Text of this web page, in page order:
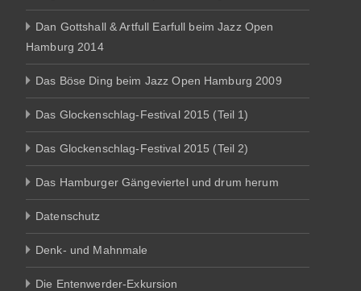
Dan Gottshall & Artfull Earfull beim Jazz Open
Hamburg 2014
Das Böse Ding beim Jazz Open Hamburg 2009
Das Glockenschlag-Festival 2015 (Teil 1)
Das Glockenschlag-Festival 2015 (Teil 2)
Das Hamburger Gängeviertel und drum herum
Datenschutz
Denk- und Mahnmale
Die Entenwerder-Exkursion